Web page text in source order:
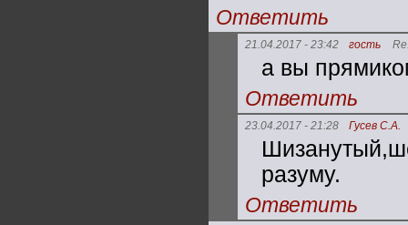
Ответить
21.04.2017 - 23:42 гость
а вы
Ответить
23.04.2017 - 21:28 Гусев С.А.
разуму.
Ответить